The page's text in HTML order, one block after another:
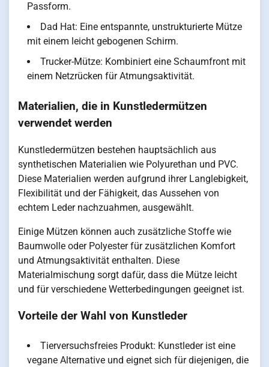
Passform.
Dad Hat: Eine entspannte, unstrukturierte Mütze
mit einem leicht gebogenen Schirm.
Trucker-Mütze: Kombiniert eine Schaumfront mit
einem Netzrücken für Atmungsaktivität.
Materialien, die in Kunstledermützen
verwendet werden
Kunstledermützen bestehen hauptsächlich aus
synthetischen Materialien wie Polyurethan und PVC.
Diese Materialien werden aufgrund ihrer Langlebigkeit,
Flexibilität und der Fähigkeit, das Aussehen von
echtem Leder nachzuahmen, ausgewählt.
Einige Mützen können auch zusätzliche Stoffe wie
Baumwolle oder Polyester für zusätzlichen Komfort
und Atmungsaktivität enthalten. Diese
Materialmischung sorgt dafür, dass die Mütze leicht
und für verschiedene Wetterbedingungen geeignet ist.
Vorteile der Wahl von Kunstleder
Tierversuchsfreies Produkt: Kunstleder ist eine
vegane Alternative und eignet sich für diejenigen, die